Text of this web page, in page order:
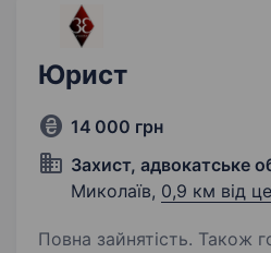
Юрист
14 000 грн
Захист, адвокатське
Миколаїв, 0,9 км від
Повна зайнятість. Також